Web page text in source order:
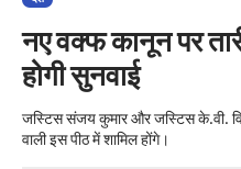
नए वक्फ कानून पर
होगी सुनवाई
जस्टिस संजय कुमार और जस्टिस के.वी.
वाली इस पीठ में शामिल होंगे।